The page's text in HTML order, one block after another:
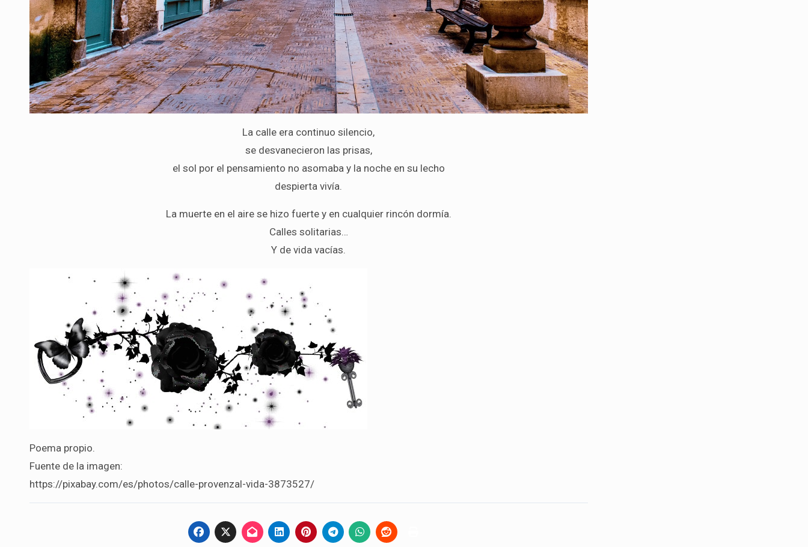
La calle era continuo silencio,
se desvanecieron las prisas,
el sol por el pensamiento no asomaba y la noche en su lecho
despierta vivía.
La muerte en el aire se hizo fuerte y en cualquier rincón dormía.
Calles solitarias…
Y de vida vacías.
Poema propio.
Fuente de la imagen:
https://pixabay.com/es/photos/calle-provenzal-vida-3873527/